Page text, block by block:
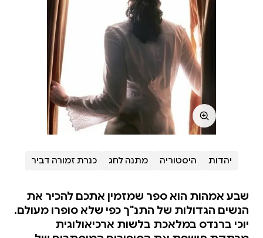
יהדות היסטוריה מתנה לחג כנרת זמורה דביר
שבע אמהות הוא ספר שמזמין אתכם להכיר את
הנשים הגדולות של התנ"ך כפי שלא סופרו מעולם.
יוכי ברנדס במלאכת בלשות ארכיאולוגית